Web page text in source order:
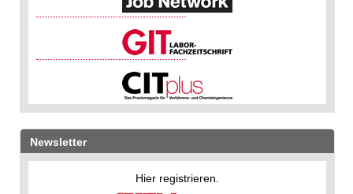
Newsletter
Hier registrieren.